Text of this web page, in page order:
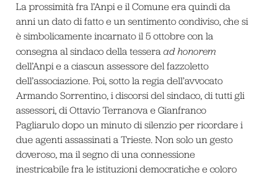
La prossimità fra l’Anpi e il Comune era quindi da
anni un dato di fatto e un sentimento condiviso, che si
è simbolicamente incarnato il 5 ottobre con la
consegna al sindaco della tessera ad honorem
dell’Anpi e a ciascun assessore del fazzoletto
dell’associazione. Poi, sotto la regia dell’avvocato
Armando Sorrentino, i discorsi del sindaco, di tutti gli
assessori, di Ottavio Terranova e Gianfranco
Pagliarulo dopo un minuto di silenzio per ricordare i
due agenti assassinati a Trieste. Non solo un gesto
doveroso, ma il segno di una connessione
inestricabile fra le istituzioni democratiche e coloro